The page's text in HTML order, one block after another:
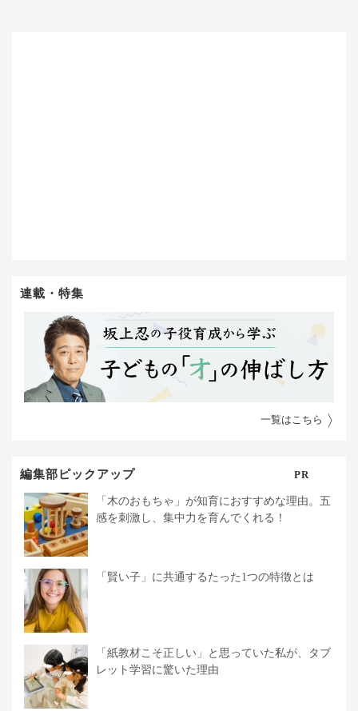
連載・特集
一覧はこちら
編集部ピックアップ PR
「木のおもちゃ」が知育におすすめな理由。五
感を刺激し、集中力を育んでくれる！
「賢い子」に共通するたった1つの特徴とは
「紙教材こそ正しい」と思っていた私が、タブ
レット学習に驚いた理由